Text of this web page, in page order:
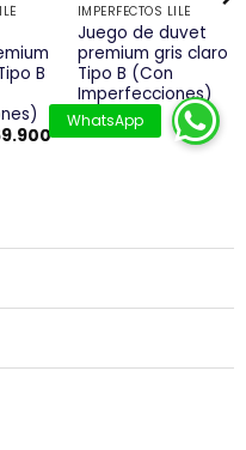
B
El
IMPERFECTOS LILÉ
Juego de duvet
premium gris claro
Tipo B (Con
Imperfecciones)
$199.900
El
precio
$139.900 El
precio